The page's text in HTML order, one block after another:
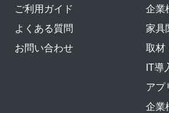
ご利用ガイド
よくある質問
お問い合わせ
企業
家具
取材
IT導
アプ
企業